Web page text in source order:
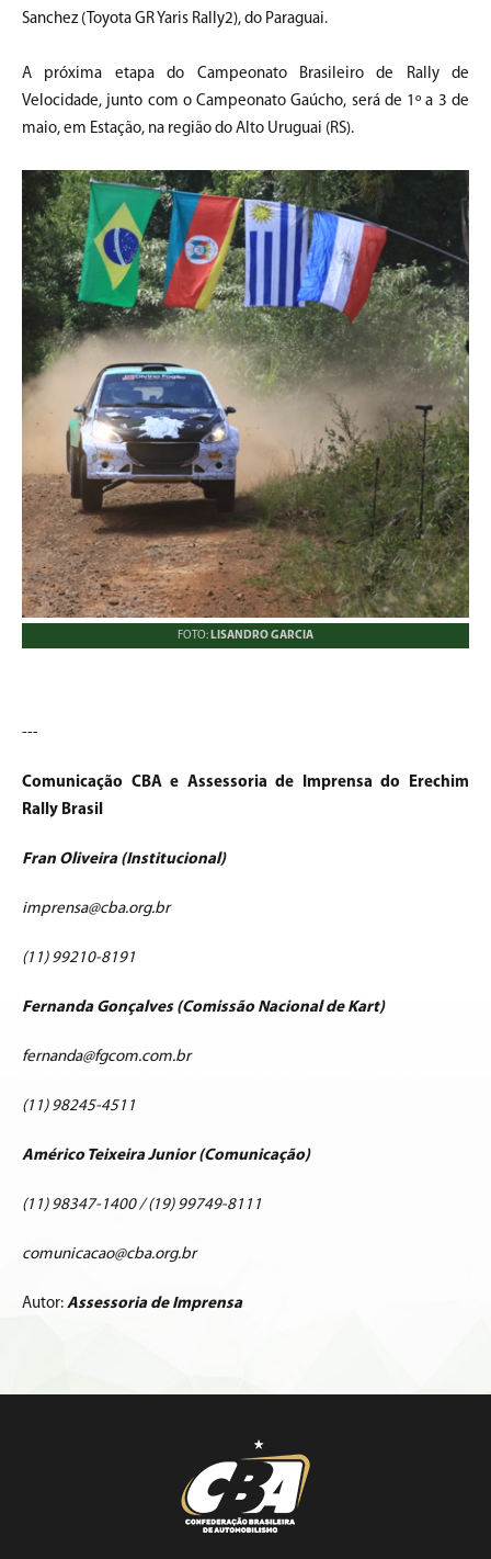
Sanchez (Toyota GR Yaris Rally2), do Paraguai.
A próxima etapa do Campeonato Brasileiro de Rally de
Velocidade, junto com o Campeonato Gaúcho, será de 1º a 3 de
maio, em Estação, na região do Alto Uruguai (RS).
FOTO: LISANDRO GARCIA
---
Comunicação CBA e Assessoria de Imprensa do Erechim
Rally Brasil
Fran Oliveira (Institucional)
imprensa@cba.org.br
(11) 99210-8191
Fernanda Gonçalves (Comissão Nacional de Kart)
fernanda@fgcom.com.br
(11) 98245-4511
Américo Teixeira Junior (Comunicação)
(11) 98347-1400 / (19) 99749-8111
comunicacao@cba.org.br
Autor: Assessoria de Imprensa